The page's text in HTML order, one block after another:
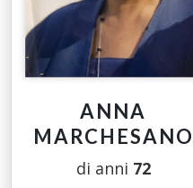
ANNA
MARCHESANO
di anni 72